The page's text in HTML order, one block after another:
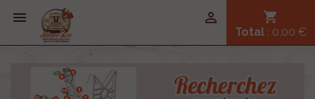
 shopping_cart
Total : 0,00 €
